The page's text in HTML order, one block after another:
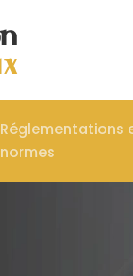
Réglementations
normes